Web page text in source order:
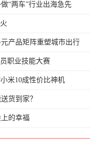
“两车”行业出海急先
产品矩阵重塑城市出行
职业技能大赛
米10成性价比神机
货到家？
的幸福